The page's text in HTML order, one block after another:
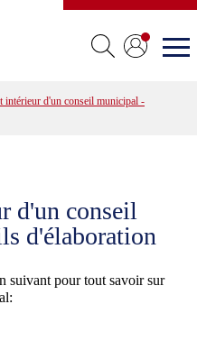
intérieur d'un conseil municipal -
d'un conseil
d'élaboration
suivant pour tout savoir sur